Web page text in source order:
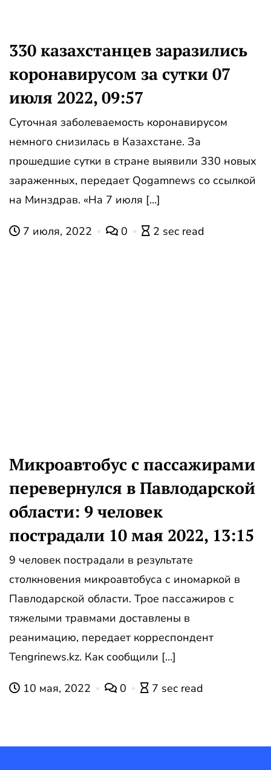
330 казахстанцев заразились
коронавирусом за сутки 07
июля 2022, 09:57
Суточная заболеваемость коронавирусом
немного снизилась в Казахстане. За
прошедшие сутки в стране выявили 330 новых
зараженных, передает Qogamnews со ссылкой
на Минздрав. «На 7 июля […]
7 июля, 2022 0 2 sec read
Микроавтобус с пассажирами
перевернулся в Павлодарской
области: 9 человек
пострадали 10 мая 2022, 13:15
9 человек пострадали в результате
столкновения микроавтобуса с иномаркой в
Павлодарской области. Трое пассажиров с
тяжелыми травмами доставлены в
реанимацию, передает корреспондент
Tengrinews.kz. Как сообщили […]
10 мая, 2022 0 7 sec read